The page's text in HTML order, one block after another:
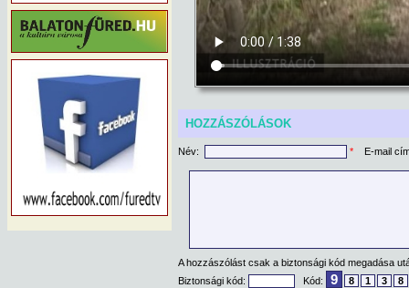
HOZZÁSZÓLÁSOK
Név: * E-mail
A hozzászólást csak a biztonsági kód megadása
Biztonsági kód:
Kód: 9 8 1 3 8